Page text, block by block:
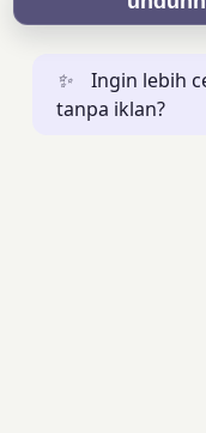
✨
Ingin lebih
tanpa iklan?